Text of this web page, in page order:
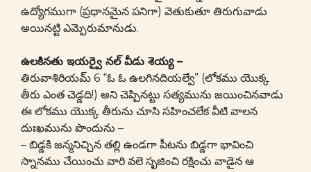
ఉద్యోగముగా (ప్రధానమైన పనిగా) వెతుకుతూ తిరుగువాడు
అయినట్టి ఎమ్పెరుమానుడు.
ఉలకినతు ఇయర్వై నల్ వీడు శెయ్య –
తిరువాశిరియమ్ 6 “ఓ ఓ ఉలగినదియల్వే” (లోకము యొక్క
తీరు ఎంత చెడ్డది!) అని చెప్పినట్టు సత్యమును జయించినవాడు
ఈ లోకము యొక్క తీరును చూసి సహించలేక వీటి వాలన
దుఃఖమును పొందును –
– బిడ్డకి జన్మనిచ్చిన తల్లి ఉండగా పీటను బిడ్డగా భావించి
స్నానము చేయించు వారి వలె సృజించి రక్షించు వాడైన ఆ